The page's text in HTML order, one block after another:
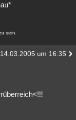
sein.
14.03.2005 um 16:35